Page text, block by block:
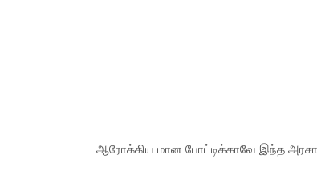
ஆரோக்கிய மான போட்டிக்காவே இந்த